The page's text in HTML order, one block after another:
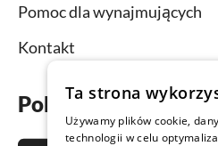
Pomoc dla wynajmujących
Kontakt
Pobierz aplikację
Ta strona
Używamy plików cookie,
technologii w celu